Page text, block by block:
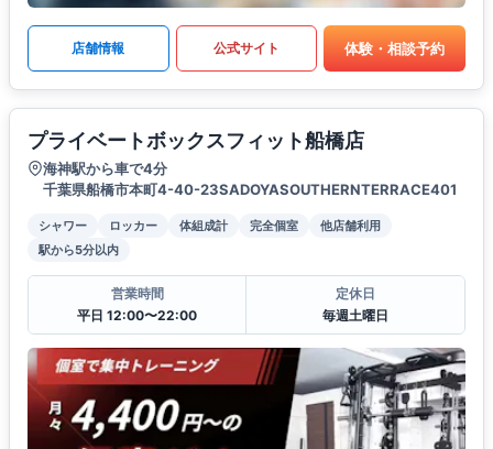
店舗情報 公式サイト 体験・相談予約
プライベートボックスフィット船橋店
海神駅から車で4分
千葉県船橋市本町4-40-23SADOYASOUTHERNTERRACE401
シャワー ロッカー 体組成計 完全個室
他店舗利用
駅から5分以内
営業時間
平日 12:00〜22:00
定休日
毎週土曜日